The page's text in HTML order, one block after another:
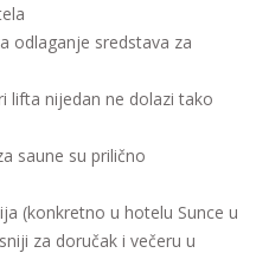
odlaganje sredstava za
lifta nijedan ne dolazi tako
saune su prilično
(konkretno u hotelu Sunce u
za doručak i večeru u